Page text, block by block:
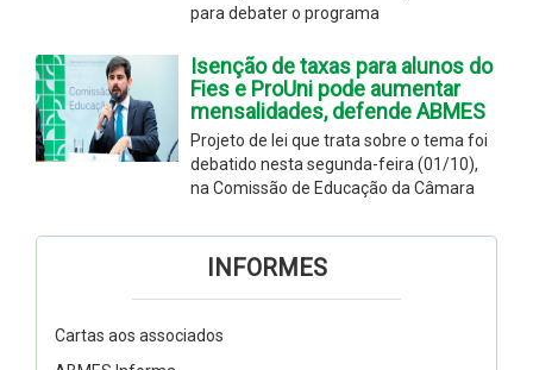
para debater o programa
Isenção de taxas para alunos do
Fies e ProUni pode aumentar
mensalidades, defende ABMES
Projeto de lei que trata sobre o tema foi
debatido nesta segunda-feira (01/10),
na Comissão de Educação da Câmara
INFORMES
Cartas aos associados